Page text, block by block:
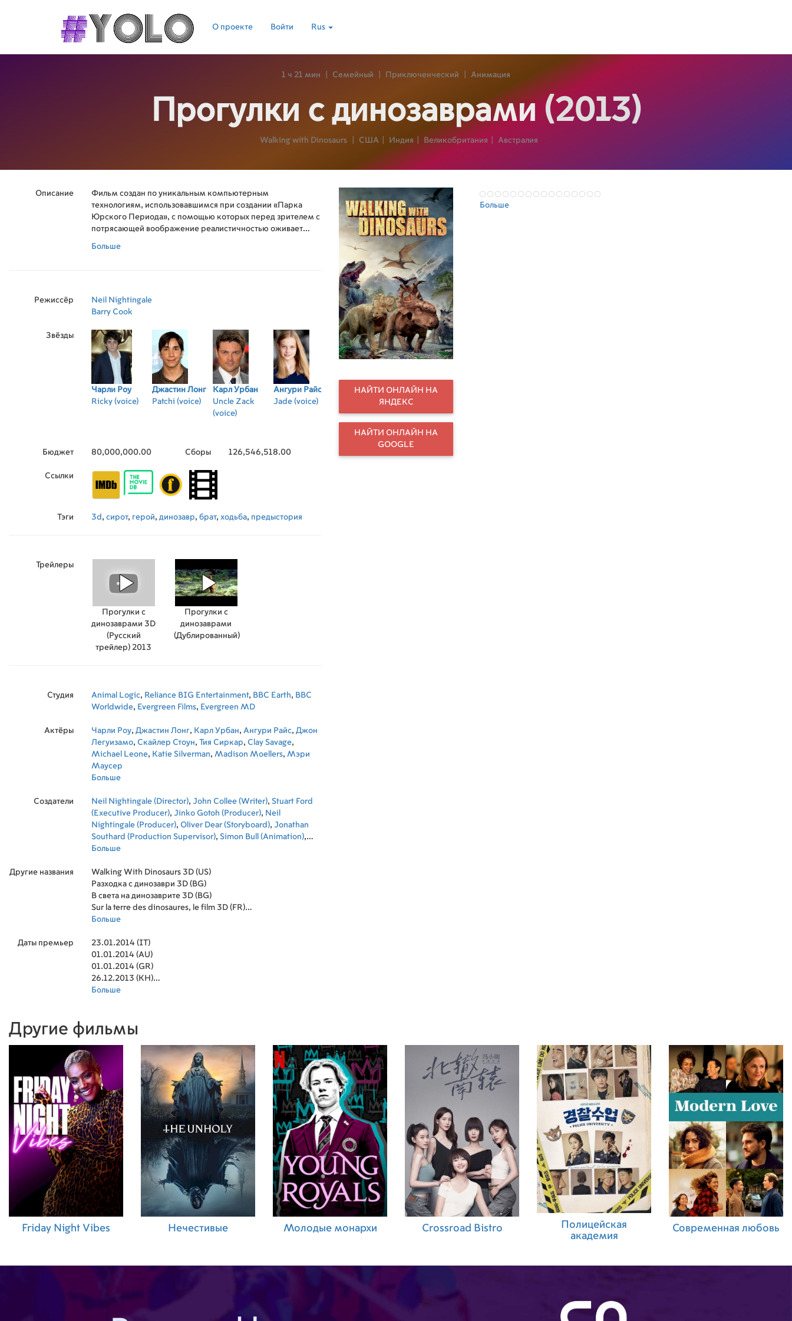
О проекте Войти Rus
1 ч 21 мин Семейный Приключенческий Анимация
Прогулки с динозаврами (2013)
Walking with Dinosaurs США Индия Великобритания Австралия
НАЙТИ ОНЛАЙН НА
ЯНДЕКС
НАЙТИ ОНЛАЙН НА
GOOGLE
Описание
Фильм создан по уникальным компьютерным
технологиям, использовавшимся при создании «Парка
Юрского Периода», с помощью которых перед зрителем с
потрясающей воображение реалистичностью оживает
Больше
Режиссёр
Neil Nightingale
Barry Cook
Звёзды
Чарли Роу
Ricky (voice)
Джастин Лонг
Patchi (voice)
Карл Урбан
Uncle Zack
(voice)
Ангури Райс
Jade (voice)
Джон
Alex (voice)
Скайлер Стоун
Scowler (voice)
Бюджет 80,000,000.00 Сборы 126,546,518.00
Ссылки
Тэги 3d , сирот, герой, динозавр, брат, ходьба, предыстория
Трейлеры
Прогулки с
динозаврами 3D
(Русский
трейлер) 2013
Прогулки с
динозаврами
(Дублированный)
Студия Animal Logic, Reliance BIG Entertainment, BBC Earth, BBC
Worldwide, Evergreen Films, Evergreen MD
Актёры Чарли Роу, Джастин Лонг, Карл Урбан, Ангури Райс, Джон
Легуизамо, Скайлер Стоун, Тия Сиркар, Clay Savage,
Michael Leone, Katie Silverman, Madison Moellers, Мэри
Маусер
Больше
Создатели Neil Nightingale (Director), John Collee (Writer), Stuart Ford
(Executive Producer), Jinko Gotoh (Producer), Neil
Nightingale (Producer), Oliver Dear (Storyboard), Jonathan
Southard (Production Supervisor), Simon Bull (Animation),
Stewart Alves (Animation)
Больше
Другие названия
Walking With Dinosaurs 3D (US)
Разходка с динозаври 3D (BG)
В света на динозаврите 3D (BG)
Sur la terre des dinosaures, le film 3D (FR)
Walking with Dinosaurs The Movie (US)
Caminhando com Dinossauros (BR)
ウォーキング with ダイナソー (JP)
Dinoszauruszok, a Föld urai (2013) (HU)
与龙同行3D大电影 (HK)
Putovani s dinosaury (CZ)
Walking With Dinosaurs - Cretaceous Cut (GB)
Walking With Dinosaurs - Cretaceous Cut (US)
Sur la terre des dinosaures : Le Film 3D (FR)
Больше
Даты премьер
23.01.2014 (IT)
01.01.2014 (AU)
01.01.2014 (GR)
26.12.2013 (KH)
27.12.2013 (LT)
20.12.2013 (FI)
19.12.2013 (MK)
19.12.2013 (SG)
03.01.2014 (BR)
19.12.2013 (HU)
19.12.2013 (HK)
19.12.2013 (DK)
20.12.2013 (EE)
18.12.2013 (DE)
25.12.2013 (TH)
20.12.2013 (JP)
19.12.2013 (RU)
20.12.2013 (SE)
20.12.2013 (IS)
19.12.2013 (CZ)
20.12.2013 (CA)
25.12.2013 (ES)
09.01.2014 (AR)
Больше
Больше
Другие фильмы
Friday Night Vibes Нечестивые Молодые монархи Crossroad Bistro
Полицейская
академия
Современная любовь